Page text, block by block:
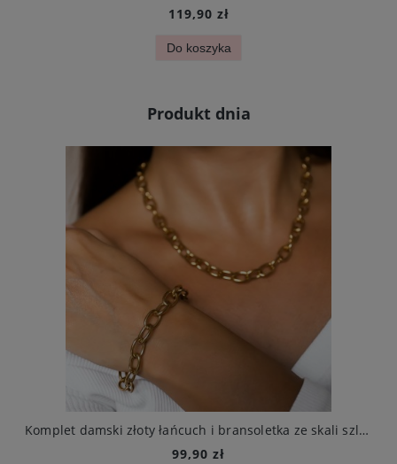
119,90 zł
Do koszyka
Produkt dnia
Komplet damski złoty łańcuch i bransoletka ze skali szlachetnej
99,90 zł